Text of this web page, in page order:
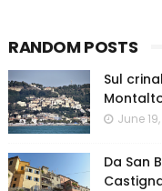
RANDOM POSTS
Sul
June
Da San